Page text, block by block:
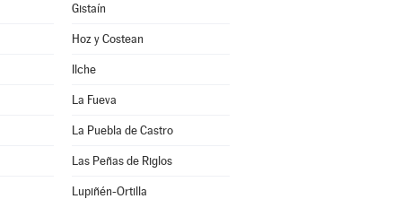
Gistaín
Hoz y Costean
Ilche
La Fueva
La Puebla de Castro
Las Peñas de Riglos
Lupiñén-Ortilla